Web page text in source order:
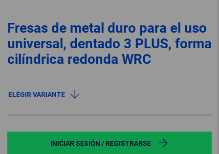
Fresas de metal duro para el uso
universal, dentado 3 PLUS, forma
cilíndrica redonda WRC
ELEGIR VARIANTE
INICIAR SESIÓN / REGISTRARSE